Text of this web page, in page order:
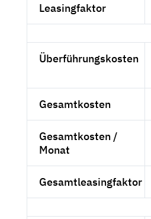
Leasingfaktor
Überführungskosten
Gesamtkosten
Gesamtkosten /
Monat
Gesamtleasingfaktor